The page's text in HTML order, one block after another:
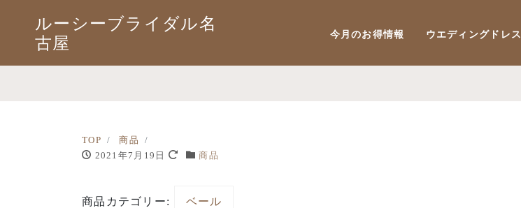
ルーシーブライダル名
古屋
今月のお得情報 ウエディングドレス
TOP
商品
2021年7月19日
商品
商品カテゴリー: ベール